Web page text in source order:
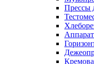
Прессы